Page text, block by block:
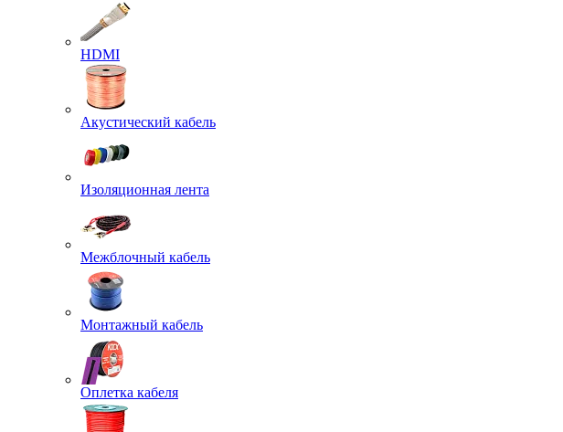
HDMI
Акустический кабель
Изоляционная лента
Межблочный кабель
Монтажный кабель
Оплетка кабеля